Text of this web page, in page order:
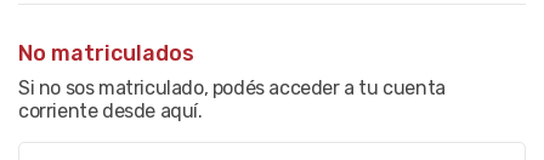
No matriculados
Si no sos matriculado, podés acceder a tu cuenta
corriente desde aquí.